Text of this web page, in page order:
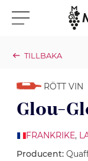
Klicka för meny
TILLBAKA
RÖTT VIN
Glou-
FRANKRIKE,
Producent: